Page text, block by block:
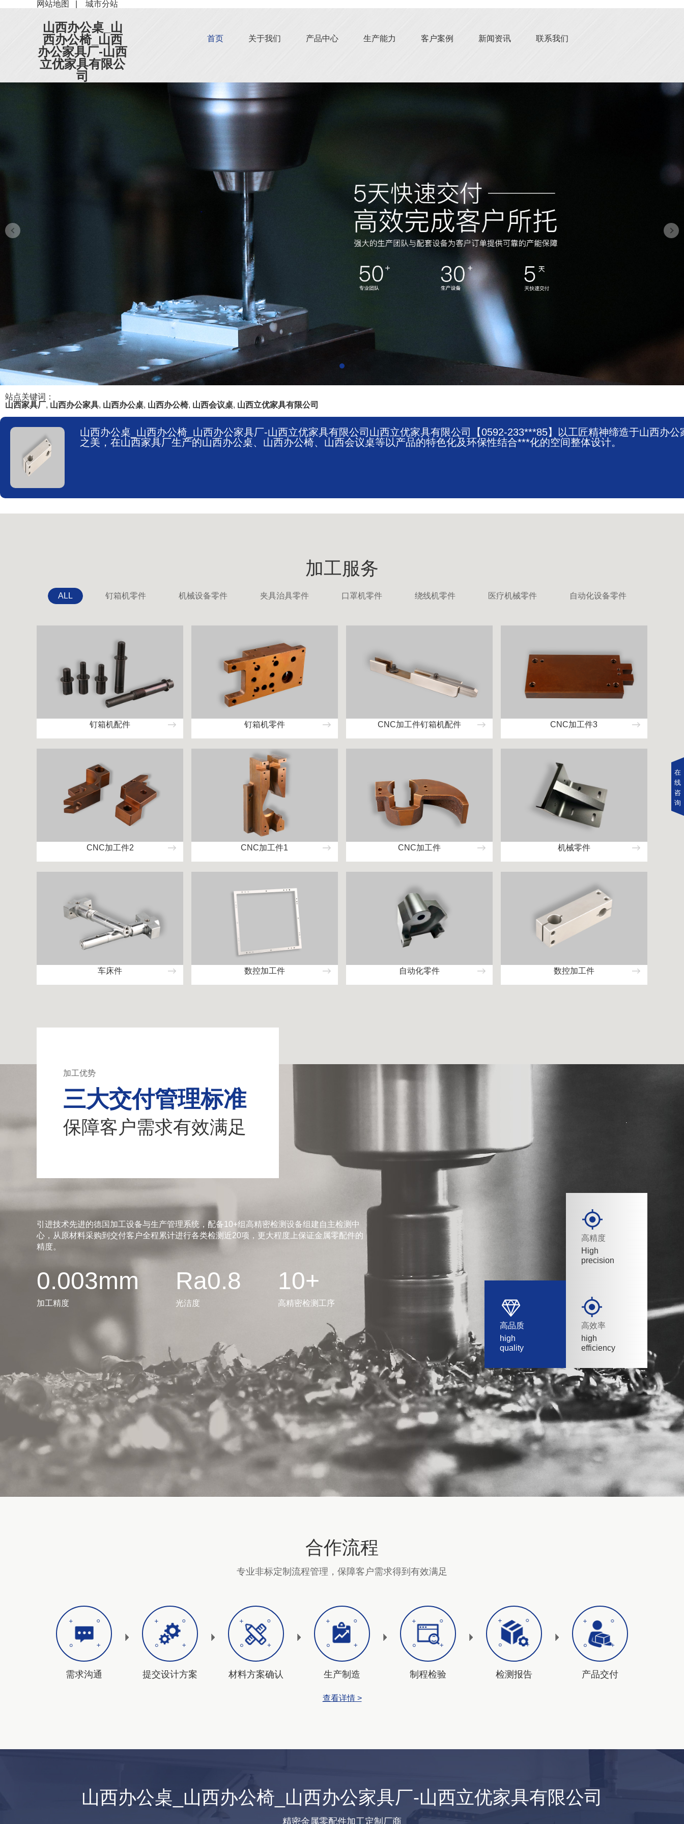
网站地图 城市分站
山西办公桌_山
西办公椅_山西
办公家具厂-山西
立优家具有限公
司
首页 关于我们 产品中心 生产能力 客户案例 新闻资讯 联系我们
站点关键词：
山西家具厂, 山西办公家具, 山西办公桌, 山西办公椅, 山西会议桌, 山西立优家具有限公司
山西办公桌_山西办公椅_山西办公家具厂-山西立优家具有限公司山西立优家具有限公司【0592-233***85】以工匠精神缔造于山西办公
之美，在山西家具厂生产的山西办公桌、山西办公椅、山西会议桌等以产品的特色化及环保性结合***化的空间整体设计。
加工服务
ALL 钉箱机零件 机械设备零件 夹具治具零件 口罩机零件 绕线机零件 医疗机械零件 自动化设备零件
钉箱机配件 钉箱机零件 CNC加工件钉箱机配件 CNC加工件3
CNC加工件2 CNC加工件1 CNC加工件 机械零件
车床件 数控加工件 自动化零件 数控加工件
加工优势
三大交付管理标准
保障客户需求有效满足
引进技术先进的德国加工设备与生产管理系统，配备10+组高精密检测设备组建自主检测中
心，从原材料采购到交付客户全程累计进行各类检测近20项，更大程度上保证金属零配件的
精度。
0.003mm
加工精度
Ra0.8
光洁度
10+
高精密检测工序
高精度
High
precision
高品质
high
quality
高效率
high
efficiency
合作流程
专业非标定制流程管理，保障客户需求得到有效满足
需求沟通 提交设计方案 材料方案确认 生产制造 制程检验 检测报告 产品交付
查看详情 >
山西办公桌_山西办公椅_山西办公家具厂-山西立优家具有限公司
精密金属零配件加工定制厂商
在
线
咨
询